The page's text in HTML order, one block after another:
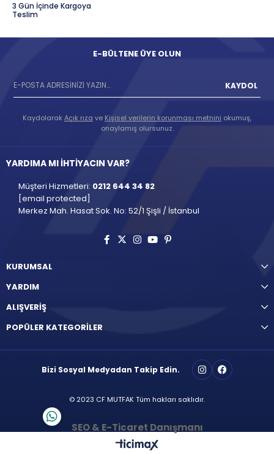
3 Gün İçinde Kargoya
Teslim
E-BÜLTENE ÜYE OLUN
KAYDOL
KaydolarakAçık rıza ve Kişisel verilerin korunması metnini okumuş,
onaylamış olursunuz.
YARDIMA MI İHTİYACIN VAR?
Müşteri Hizmetleri: 0212 644 34 82
[email protected]
Merkez Mah. Hasat Sok. No: 52/1 Şişli / İstanbul
KURUMSAL
YARDIM
ALIŞVERİŞ
POPÜLER KATEGORİLER
Bizi Sosyal Medyadan Takip Edin.
© 2023 CF MUTFAK Tüm hakları saklıdır.
SEO & E-Ticaret Danışmanı